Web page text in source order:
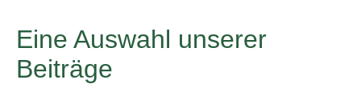
Eine Auswahl unserer
Beiträge